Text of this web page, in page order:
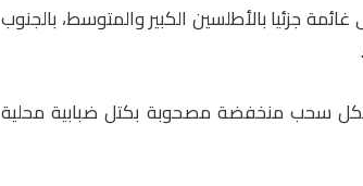
جزئيا بالأطلسين الكبير والمتوسط، بالجنوب
سحب منخفضة مصحوبة بكتل ضبابية محلية